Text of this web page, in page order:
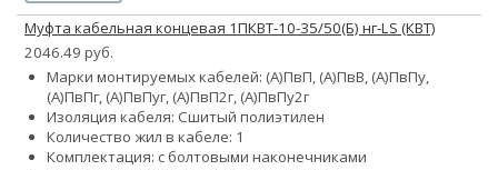
Муфта кабельная концевая 1ПКВТ-10-35/50(Б) нг-LS (КВТ)
2046.49 руб.
Марки монтируемых кабелей: (А)ПвП, (А)ПвВ, (А)ПвПу,
(А)ПвПг, (А)ПвПуг, (А)ПвП2г, (А)ПвПу2г
Изоляция кабеля: Сшитый полиэтилен
Количество жил в кабеле: 1
Комплектация: с болтовыми наконечниками